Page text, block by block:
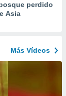
perdido
Asia
Más Vídeos